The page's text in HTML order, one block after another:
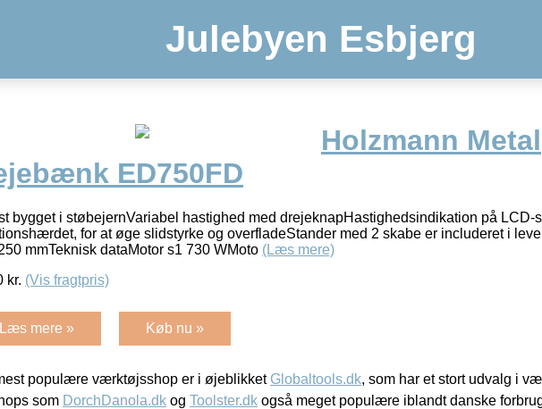
Julebyen Esbjerg
Holzmann Metal
ED750FD
bygget i støbejernVariabel hastighed med drejeknapHastighedsindikation på LCD-
for at øge slidstyrke og overfladeStander med 2 skabe er includeret i
mmTeknisk dataMotor s1 730 WMoto (Læs mere)
kr. (Vis fragtpris)
Læs mere » Køb nu »
populære værktøjsshop er i øjeblikket Globaltools.dk, som har et stort udvalg i
som DorchDanola.dk og Toolster.dk også meget populære iblandt danske